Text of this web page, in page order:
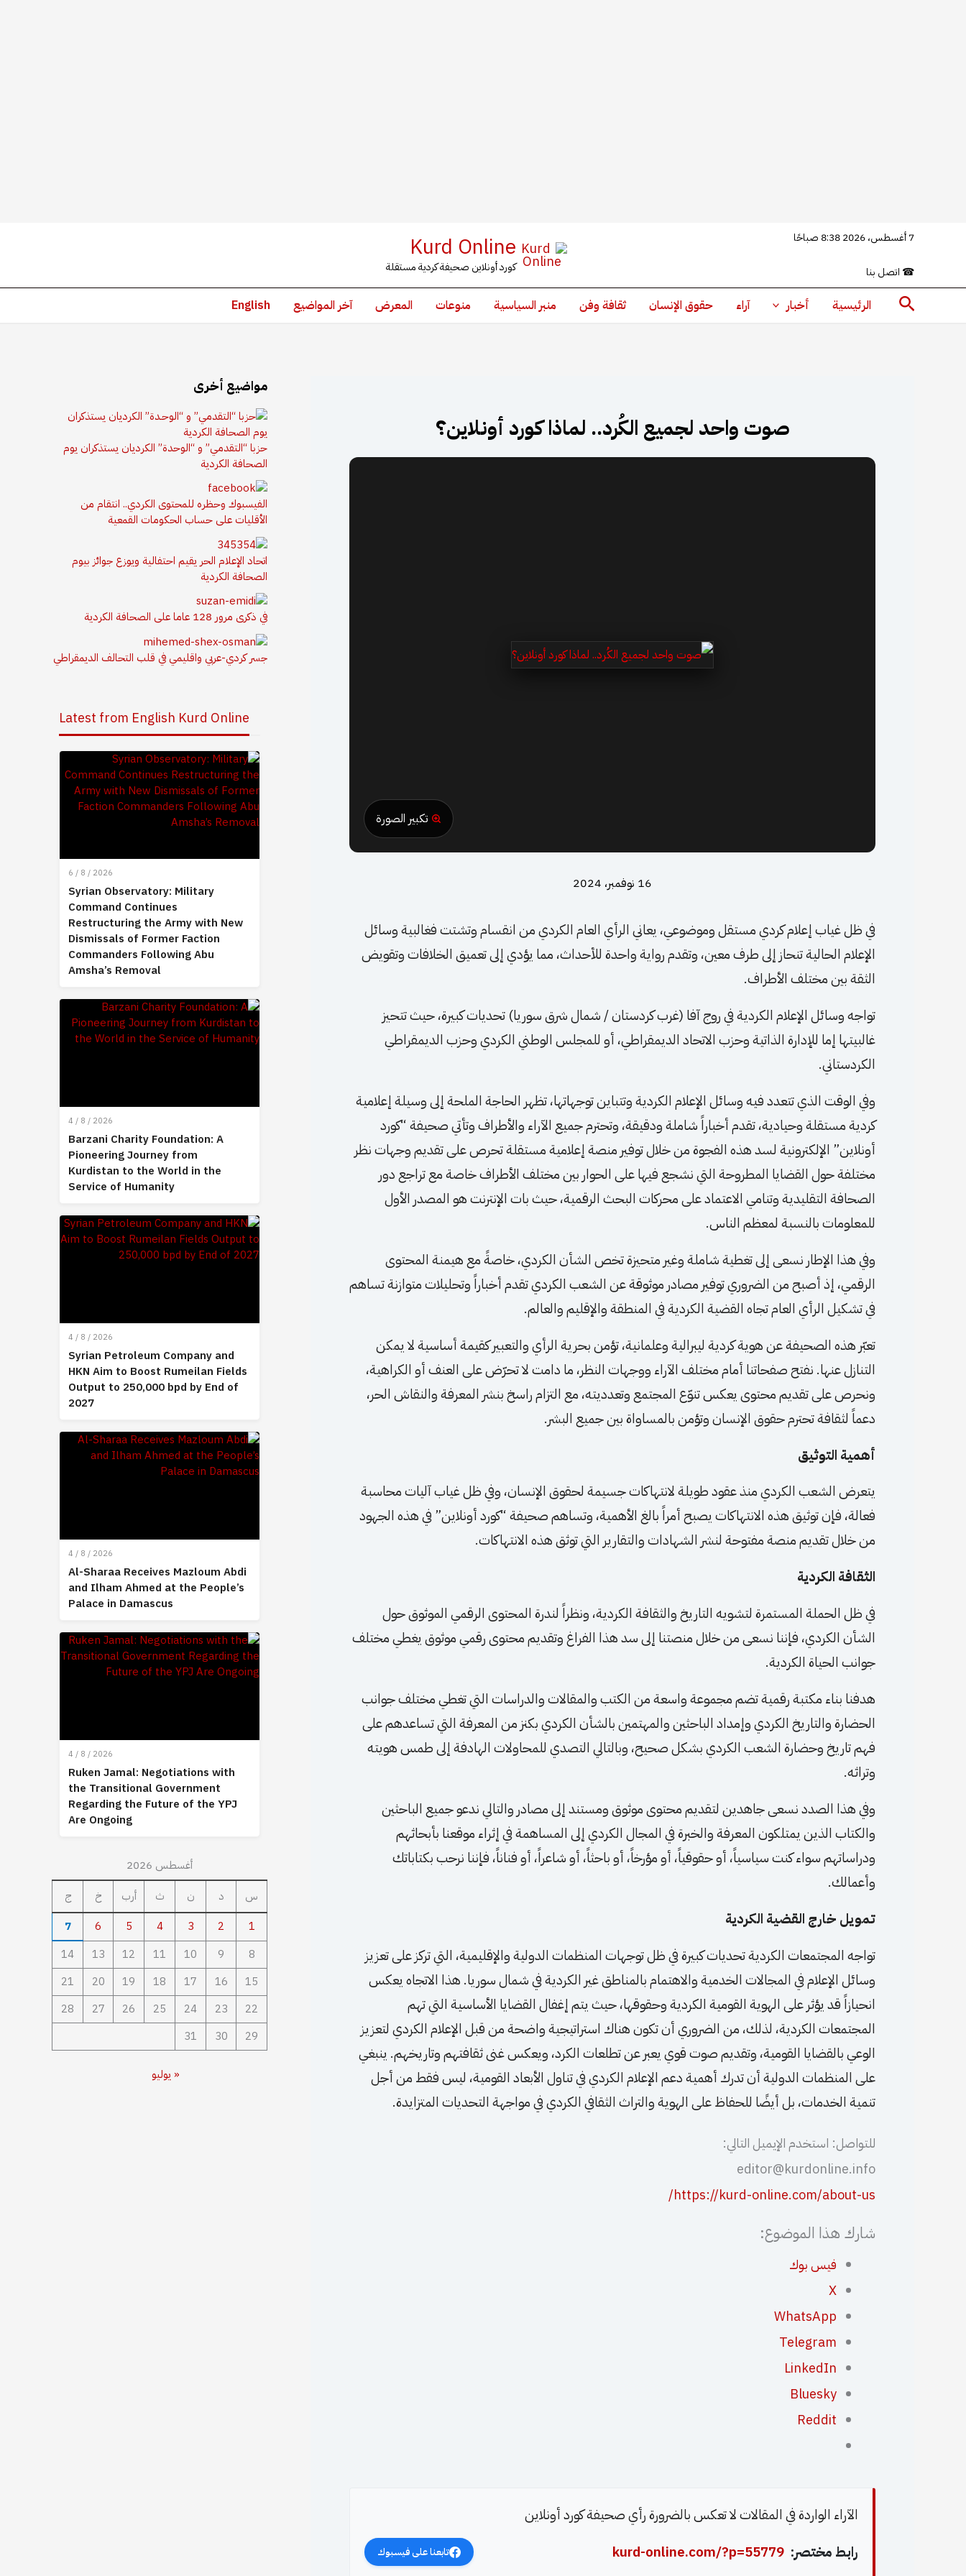
المحتوى
7 أغسطس، 2026 8:38 صباحًا
☎ اتصل بنا
Kurd Online
كورد أونلاين صحيفة كردية مستقلة
البحث الرئيسية أخبار آراء حقوق الإنسان ثقافة وفن منبر السياسية منوعات المعرض آخر المواضيع English
صوت واحد لجميع الكُرد.. لماذا كورد أونلاين؟
تكبير الصورة
16 نوفمبر، 2024
في ظل غياب إعلام كردي مستقل وموضوعي، يعاني الرأي العام الكردي من انقسام وتشتت فغالبية وسائل
الإعلام الحالية تنحاز إلى طرف معين، وتقدم رواية واحدة للأحداث، مما يؤدي إلى تعميق الخلافات وتقويض
الثقة بين مختلف الأطراف.
تواجه وسائل الإعلام الكردية في روج آفا (غرب كردستان / شمال شرق سوريا) تحديات كبيرة، حيث تتحيز
غالبيتها إما للإدارة الذاتية وحزب الاتحاد الديمقراطي، أو للمجلس الوطني الكردي وحزب الديمقراطي
الكردستاني.
وفي الوقت الذي تتعدد فيه وسائل الإعلام الكردية وتتباين توجهاتها، تظهر الحاجة الملحة إلى وسيلة إعلامية
كردية مستقلة وحيادية، تقدم أخباراً شاملة ودقيقة، وتحترم جميع الآراء والأطراف وتأتي صحيفة “كورد
أونلاين” الإلكترونية لسد هذه الفجوة من خلال توفير منصة إعلامية مستقلة تحرص على تقديم وجهات نظر
مختلفة حول القضايا المطروحة التي نشجع فيها على الحوار بين مختلف الأطراف خاصة مع تراجع دور
الصحافة التقليدية وتنامي الاعتماد على محركات البحث الرقمية، حيث بات الإنترنت هو المصدر الأول
للمعلومات بالنسبة لمعظم الناس.
وفي هذا الإطار نسعى إلى تغطية شاملة وغير متحيزة تخص الشأن الكردي، خاصةً مع هيمنة المحتوى
الرقمي، إذ أصبح من الضروري توفير مصادر موثوقة عن الشعب الكردي تقدم أخباراً وتحليلات متوازنة تساهم
في تشكيل الرأي العام تجاه القضية الكردية في المنطقة والإقليم والعالم.
تعبّر هذه الصحيفة عن هوية كردية ليبرالية وعلمانية، تؤمن بحرية الرأي والتعبير كقيمة أساسية لا يمكن
التنازل عنها. نفتح صفحاتنا أمام مختلف الآراء ووجهات النظر، ما دامت لا تحرّض على العنف أو الكراهية،
ونحرص على تقديم محتوى يعكس تنوّع المجتمع وتعدديته، مع التزام راسخ بنشر المعرفة والنقاش الحر،
دعماً لثقافة تحترم حقوق الإنسان وتؤمن بالمساواة بين جميع البشر.
أهمية التوثيق
يتعرض الشعب الكردي منذ عقود طويلة لانتهاكات جسيمة لحقوق الإنسان، وفي ظل غياب آليات محاسبة
فعالة، فإن توثيق هذه الانتهاكات يصبح أمراً بالغ الأهمية، وتساهم صحيفة “كورد أونلاين” في هذه الجهود
من خلال تقديم منصة مفتوحة لنشر الشهادات والتقارير التي توثق هذه الانتهاكات.
الثقافة الكردية
في ظل الحملة المستمرة لتشويه التاريخ والثقافة الكردية، ونظراً لندرة المحتوى الرقمي الموثوق حول
الشأن الكردي، فإننا نسعى من خلال منصتنا إلى سد هذا الفراغ وتقديم محتوى رقمي موثوق يغطي مختلف
جوانب الحياة الكردية.
هدفنا بناء مكتبة رقمية تضم مجموعة واسعة من الكتب والمقالات والدراسات التي تغطي مختلف جوانب
الحضارة والتاريخ الكردي وإمداد الباحثين والمهتمين بالشأن الكردي بكنز من المعرفة التي تساعدهم على
فهم تاريخ وحضارة الشعب الكردي بشكل صحيح، وبالتالي التصدي للمحاولات الهادفة إلى طمس هويته
وتراثه.
وفي هذا الصدد نسعى جاهدين لتقديم محتوى موثوق ومستند إلى مصادر والتالي ندعو جميع الباحثين
والكتاب الذين يمتلكون المعرفة والخبرة في المجال الكردي إلى المساهمة في إثراء موقعنا بأبحاثهم
ودراساتهم سواء كنت سياسياً، أو حقوقياً، أو مؤرخاً، أو باحثاً، أو شاعراً، أو فناناً، فإننا نرحب بكتاباتك
وأعمالك.
تمويل خارج القضية الكردية
تواجه المجتمعات الكردية تحديات كبيرة في ظل توجهات المنظمات الدولية والإقليمية، التي تركز على تعزيز
وسائل الإعلام في المجالات الخدمية والاهتمام بالمناطق غير الكردية في شمال سوريا. هذا الاتجاه يعكس
انحيازاً قد يؤثر على الهوية القومية الكردية وحقوقها، حيث يتم إغفال القضايا الأساسية التي تهم
المجتمعات الكردية، لذلك، من الضروري أن تكون هناك استراتيجية واضحة من قبل الإعلام الكردي لتعزيز
الوعي بالقضايا القومية، وتقديم صوت قوي يعبر عن تطلعات الكرد، ويعكس غنى ثقافتهم وتاريخهم. ينبغي
على المنظمات الدولية أن تدرك أهمية دعم الإعلام الكردي في تناول الأبعاد القومية، ليس فقط من أجل
تنمية الخدمات، بل أيضًا للحفاظ على الهوية والتراث الثقافي الكردي في مواجهة التحديات المتزايدة.
للتواصل: استخدم الإيميل التالي:
editor@kurdonline.info
https://kurd-online.com/about-us/
شارك هذا الموضوع:
فيس بوك
X
WhatsApp
Telegram
LinkedIn
Bluesky
Reddit
الآراء الواردة في المقالات لا تعكس بالضرورة رأي صحيفة كورد أونلاين
رابط مختصر: kurd-online.com/?p=55779 تابعنا على فيسبوك
مواضيع أخرى
حزبا “التقدمي” و “الوحدة” الكرديان يستذكران يوم
الصحافة الكردية
الفيسبوك وحظره للمحتوى الكردي.. انتقام من
الأقليات على حساب الحكومات القمعية
اتحاد الإعلام الحر يقيم احتفالية ويوزع جوائز بيوم
الصحافة الكردية
في ذكرى مرور 128 عاما على الصحافة الكردية
جسر كردي-عربي واقليمي في قلب التحالف الديمقراطي
Latest from English Kurd Online
6 / 8 / 2026
Syrian Observatory: Military
Command Continues
Restructuring the Army with New
Dismissals of Former Faction
Commanders Following Abu
Amsha’s Removal
4 / 8 / 2026
Barzani Charity Foundation: A
Pioneering Journey from
Kurdistan to the World in the
Service of Humanity
4 / 8 / 2026
Syrian Petroleum Company and
HKN Aim to Boost Rumeilan Fields
Output to 250,000 bpd by End of
2027
4 / 8 / 2026
Al-Sharaa Receives Mazloum Abdi
and Ilham Ahmed at the People’s
Palace in Damascus
4 / 8 / 2026
Ruken Jamal: Negotiations with
the Transitional Government
Regarding the Future of the YPJ
Are Ongoing
أغسطس 2026
س
د ن ث أرب خ
ج
1
2
3
4
5
6
7
8
9
10
11
12
13
14
15
16
17
18
19
20
21
22
23
24
25
26
27
28
29
30
31
« يوليو